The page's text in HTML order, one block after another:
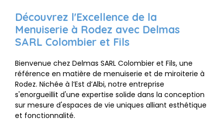
Découvrez l'Excellence de la
Menuiserie à Rodez avec Delmas
SARL Colombier et Fils
Bienvenue chez Delmas SARL Colombier et Fils, une
référence en matière de menuiserie et de miroiterie à
Rodez. Nichée à l’Est d’Albi, notre entreprise
s'enorgueillit d'une expertise solide dans la conception
sur mesure d'espaces de vie uniques alliant esthétique
et fonctionnalité.